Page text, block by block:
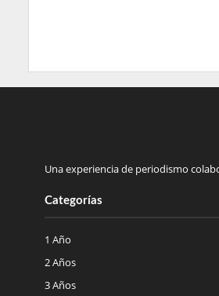
Una experiencia de periodismo
Categorías
1 Año
2 Años
3 Años